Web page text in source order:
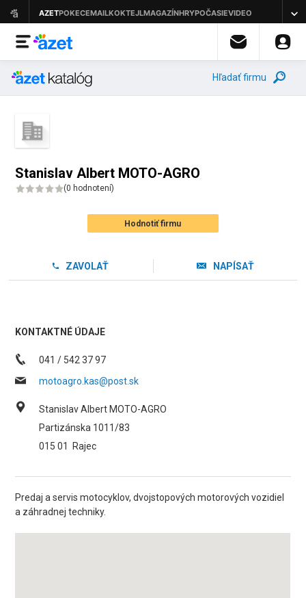
Hľadať firmu
Stanislav Albert MOTO-AGRO
(0 hodnotení)
Hodnotiť firmu
ZAVOLAŤ NAPÍSAŤ
KONTAKTNÉ ÚDAJE
041 / 542 37 97
motoagro.kas@post.sk
Stanislav Albert MOTO-AGRO
Partizánska 1011/83
015 01
Rajec
Predaj a servis motocyklov, dvojstopových motorových vozidiel
a záhradnej techniky.